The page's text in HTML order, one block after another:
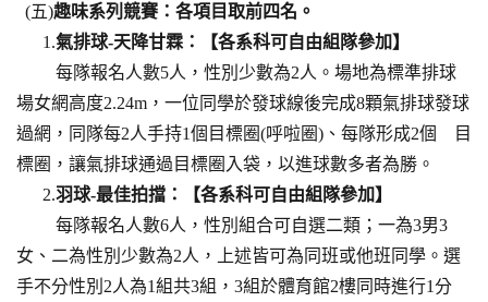
(五)趣味系列競賽：各項目取前四名。
1.氣排球-天降甘霖：【各系科可自由組隊參加】
每隊報名人數5人，性別少數為2人。場地為標準排球
場女網高度2.24m，一位同學於發球線後完成8顆氣排球發球
過網，同隊每2人手持1個目標圈(呼啦圈)、每隊形成2個 目
標圈，讓氣排球通過目標圈入袋，以進球數多者為勝。
2.羽球-最佳拍擋：【各系科可自由組隊參加】
每隊報名人數6人，性別組合可自選二類；一為3男3
女、二為性別少數為2人，上述皆可為同班或他班同學。選
手不分性別2人為1組共3組，3組於體育館2樓同時進行1分